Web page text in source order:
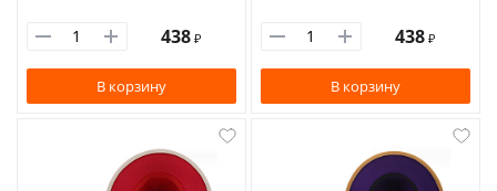
438 ₽
В корзину
438 ₽
В корзину